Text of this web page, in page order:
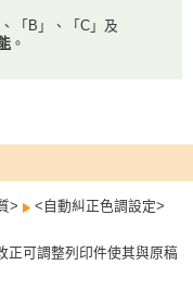
「B」、「C」及
。
> <自動糾正色調設定>
正可調整列印件使其與原稿